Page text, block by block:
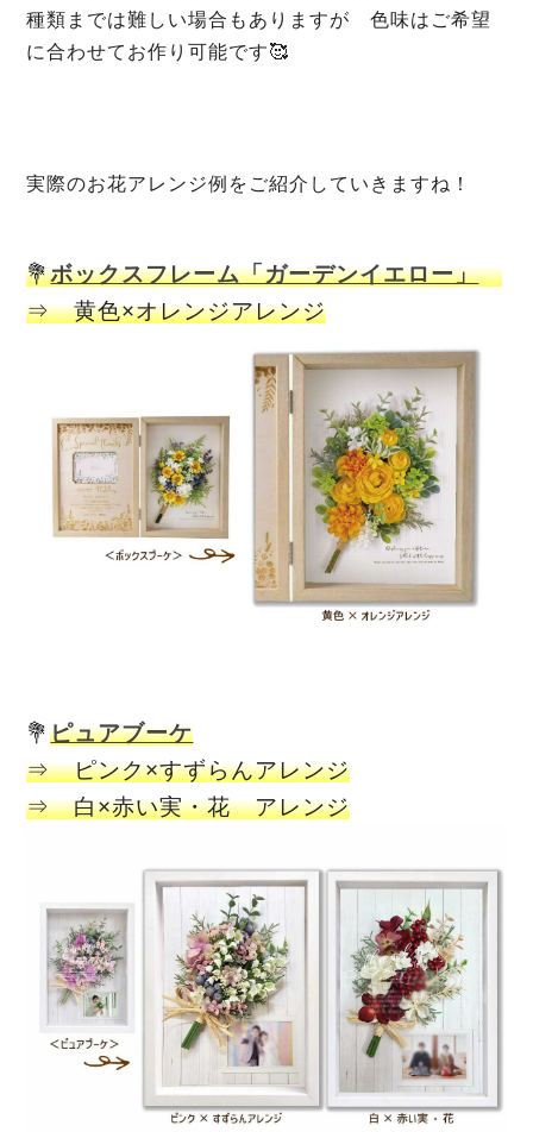
種類までは難しい場合もありますが 色味はご希望
に合わせてお作り可能です🥰
実際のお花アレンジ例をご紹介していきますね！
💐ボックスフレーム「ガーデンイエロー」
⇒ 黄色×オレンジアレンジ
💐ピュアブーケ
⇒ ピンク×すずらんアレンジ
⇒ 白×赤い実・花 アレンジ